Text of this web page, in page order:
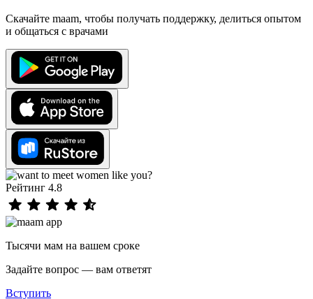
Скачайте maam, чтобы получать поддержку, делиться опытом
и общаться с врачами
Рейтинг 4.8
Тысячи мам на вашем сроке
Задайте вопрос — вам ответят
Вступить